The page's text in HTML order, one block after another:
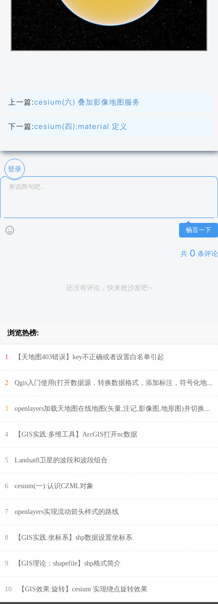
上一篇:cesium(六) 叠加影像地图服务
下一篇:cesium(四):material 定义
登录
畅言一下
共 0 条评论
还没有评论，快来抢沙发吧~
浏览热榜:
1 【天地图403错误】key不正确或者设置白名单引起
2 Qgis入门使用(打开数据源，转换数据格式，添加标注，符号化地图等)
3 openlayers加载天地图在线地图(矢量,注记,影像图,地形图)并切换底图
4 【GIS实践:多维工具】ArcGIS打开nc数据
5 Landsat8卫星的波段和波段组合
6 cesium(一):认识CZML对象
7 openlayers实现流动箭头样式的路线
8 【GIS实践:坐标系】shp数据设置坐标系
9 【GIS理论：shapefile】shp格式简介
10 【GIS效果:旋转】cesium 实现绕点旋转效果